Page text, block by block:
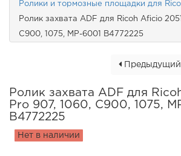
Ролики и тормозные площадки для
Ролик захвата ADF для Ricoh Aficio
C900, 1075, MP-6001 B4772225
Предыдущий
Ролик захвата ADF для
Pro 907, 1060, C900, 1075,
B4772225
Нет в наличии